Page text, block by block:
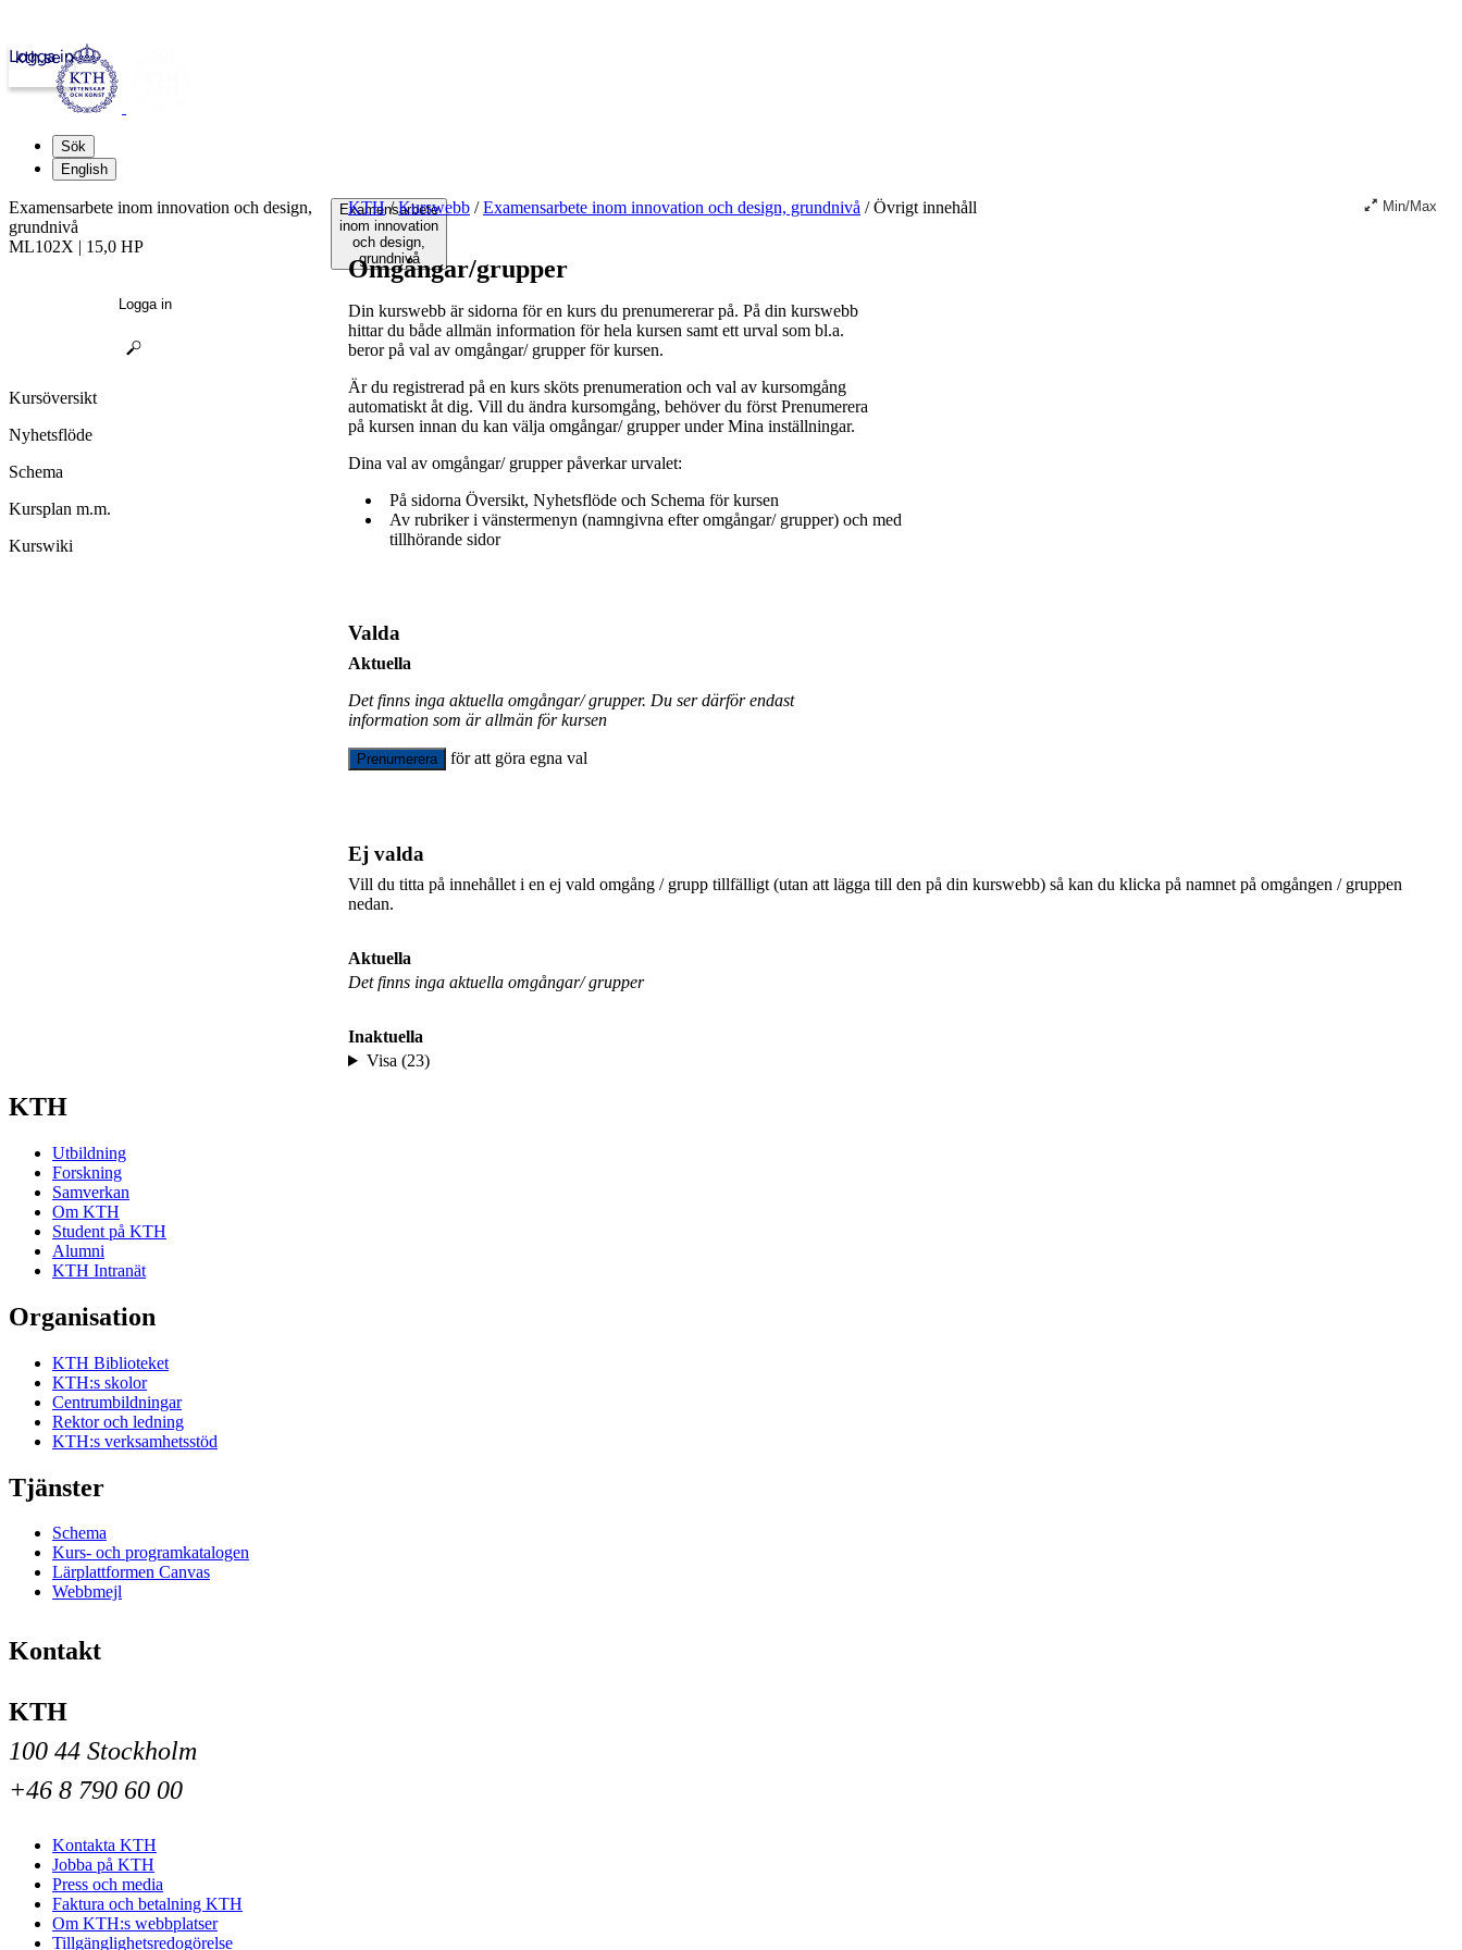
kth.se
Logga in
Sök
English
Examensarbete
inom innovation
och design,
grundnivå
KTH / Kurswebb / Examensarbete inom innovation och design, grundnivå /Övrigt innehåll Min/Max
Omgångar/grupper
Din kurswebb är sidorna för en kurs du prenumererar på. På din kurswebb
hittar du både allmän information för hela kursen samt ett urval som bl.a.
beror på val av omgångar/ grupper för kursen.
Är du registrerad på en kurs sköts prenumeration och val av kursomgång
automatiskt åt dig. Vill du ändra kursomgång, behöver du först Prenumerera
på kursen innan du kan välja omgångar/ grupper under Mina inställningar.
Dina val av omgångar/ grupper påverkar urvalet:
På sidorna Översikt, Nyhetsflöde och Schema för kursen
Av rubriker i vänstermenyn (namngivna efter omgångar/ grupper) och med
tillhörande sidor
Valda
Aktuella
Det finns inga aktuella omgångar/ grupper. Du ser därför endast
information som är allmän för kursen
Prenumerera för att göra egna val
Ej valda
Vill du titta på innehållet i en ej vald omgång / grupp tillfälligt (utan att lägga till den på din kurswebb) så kan du klicka på namnet på omgången / gruppen
nedan.
Aktuella
Det finns inga aktuella omgångar/ grupper
Inaktuella
Visa (23)
Examensarbete inom innovation och design,
grundnivå
ML102X | 15,0 HP
Logga in
Kursöversikt
Nyhetsflöde
Schema
Kursplan m.m.
Kurswiki
KTH
Utbildning
Forskning
Samverkan
Om KTH
Student på KTH
Alumni
KTH Intranät
Organisation
KTH Biblioteket
KTH:s skolor
Centrumbildningar
Rektor och ledning
KTH:s verksamhetsstöd
Tjänster
Schema
Kurs- och programkatalogen
Lärplattformen Canvas
Webbmejl
Kontakt
KTH
100 44 Stockholm
+46 8 790 60 00
Kontakta KTH
Jobba på KTH
Press och media
Faktura och betalning KTH
Om KTH:s webbplatser
Tillgänglighetsredogörelse